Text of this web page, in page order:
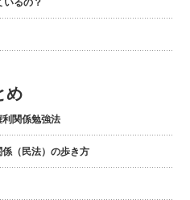
いるの？
め
関係勉強法
（民法）の歩き方